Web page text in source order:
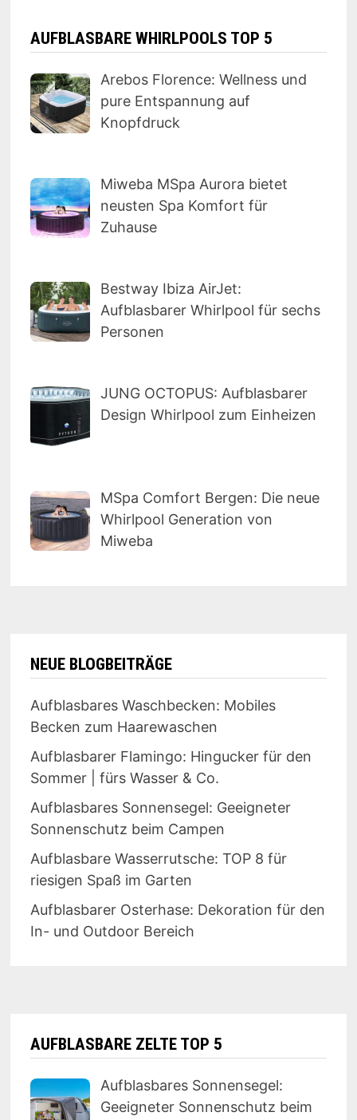
AUFBLASBARE WHIRLPOOLS TOP 5
Arebos Florence: Wellness und
pure Entspannung auf
Knopfdruck
Miweba MSpa Aurora bietet
neusten Spa Komfort für
Zuhause
Bestway Ibiza AirJet:
Aufblasbarer Whirlpool für sechs
Personen
JUNG OCTOPUS: Aufblasbarer
Design Whirlpool zum Einheizen
MSpa Comfort Bergen: Die neue
Whirlpool Generation von
Miweba
NEUE BLOGBEITRÄGE
Aufblasbares Waschbecken: Mobiles
Becken zum Haarewaschen
Aufblasbarer Flamingo: Hingucker für den
Sommer | fürs Wasser & Co.
Aufblasbares Sonnensegel: Geeigneter
Sonnenschutz beim Campen
Aufblasbare Wasserrutsche: TOP 8 für
riesigen Spaß im Garten
Aufblasbarer Osterhase: Dekoration für den
In- und Outdoor Bereich
AUFBLASBARE ZELTE TOP 5
Aufblasbares Sonnensegel:
Geeigneter Sonnenschutz beim